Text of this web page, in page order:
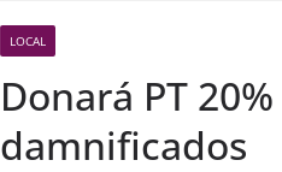
LOCAL
Donará PT
damnificados